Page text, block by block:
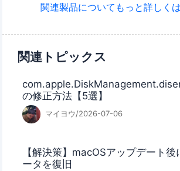
関連製品についてもっと詳しく
関連トピックス
の修正方法【5選】
マイヨウ/2026-07-06
【解決策】macOSアップデート
ータを復旧